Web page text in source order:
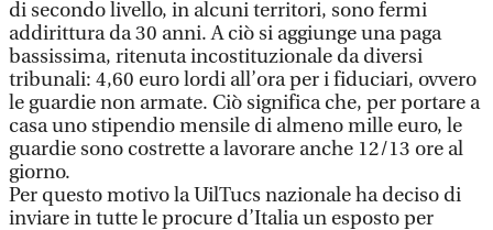
di secondo livello, in alcuni territori, sono fermi
addirittura da 30 anni. A ciò si aggiunge una paga
bassissima, ritenuta incostituzionale da diversi
tribunali: 4,60 euro lordi all’ora per i fiduciari, ovvero
le guardie non armate. Ciò significa che, per portare a
casa uno stipendio mensile di almeno mille euro, le
guardie sono costrette a lavorare anche 12/13 ore al
giorno.
Per questo motivo la UilTucs nazionale ha deciso di
inviare in tutte le procure d’Italia un esposto per